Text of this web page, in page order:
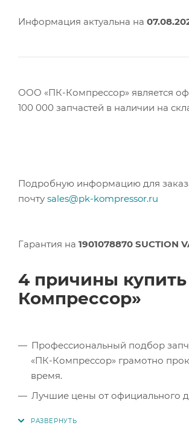
Информация актуальна на
ООО «ПК-Компрессор» является
100 000 запчастей в наличии на
Подробную информацию для
почту sales@pk-kompressor.ru
Гарантия на 1901078870 SUCTION
4 причины купить
Компрессор»
Профессиональный подбор
«ПК-Компрессор» грамотно
время.
Лучшие цены от официального